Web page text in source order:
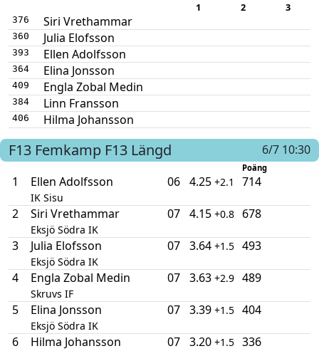
1 2 3
376 Siri Vrethammar
360 Julia Elofsson
393 Ellen Adolfsson
364 Elina Jonsson
409 Engla Zobal Medin
384 Linn Fransson
406 Hilma Johansson
F13 Femkamp F13 Längd 6/7 10:30
Poäng
1 Ellen Adolfsson
IK Sisu
06 4.25 +2.1 714
2 Siri Vrethammar
Eksjö Södra IK
07 4.15 +0.8 678
3 Julia Elofsson
Eksjö Södra IK
07 3.64 +1.5 493
4 Engla Zobal Medin
Skruvs IF
07 3.63 +2.9 489
5 Elina Jonsson
Eksjö Södra IK
07 3.39 +1.5 404
6 Hilma Johansson 07 3.20 +1.5 336